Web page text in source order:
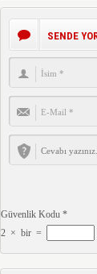
SENDE
Güvenlik Kodu*
2 × bir =